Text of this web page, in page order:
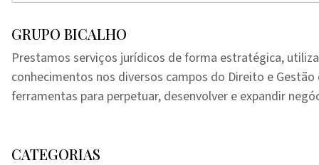
GRUPO BICALHO
Prestamos serviços jurídicos de forma estratégica,
conhecimentos nos diversos campos do Direito e
ferramentas para perpetuar, desenvolver e expandir
CATEGORIAS